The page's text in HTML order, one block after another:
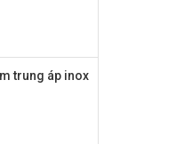
trung áp inox